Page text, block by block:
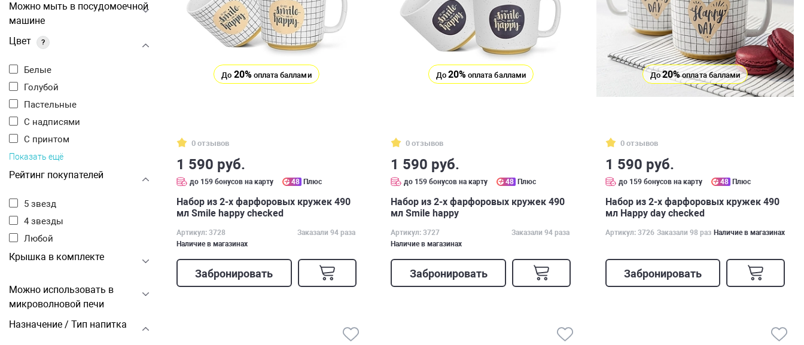
Можно мыть в посудомоечной
машине
Цвет
?
Белые
Голубой
Пастельные
С надписями
С принтом
Показать ещё
Рейтинг покупателей
5 звезд
4 звезды
Любой
Крышка в комплекте
Можно использовать в
микроволновой печи
Назначение / Тип напитка
До 20% оплата баллами
0 отзывов
1 590 руб.
до 159 бонусов на карту 48 Плюс
Набор из 2-х фарфоровых кружек 490
мл Smile happy checked
Артикул: 3728
Заказали 94 раза
Наличие в магазинах
Забронировать
До 20% оплата баллами
0 отзывов
1 590 руб.
до 159 бонусов на карту 48 Плюс
Набор из 2-х фарфоровых кружек 490
мл Smile happy
Артикул: 3727
Заказали 94 раза
Наличие в магазинах
Забронировать
До20%оплата баллами
0 отзывов
1 590 руб.
до 159 бонусов на карту 48 Плюс
Набор из 2-х фарфоровых кружек 490
мл Happy day checked
Артикул: 3726 Заказали 98 раз Наличие в магазинах
Забронировать